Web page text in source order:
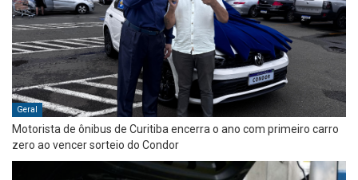
Geral
Motorista de ônibus de Curitiba encerra o ano com primeiro carro
zero ao vencer sorteio do Condor